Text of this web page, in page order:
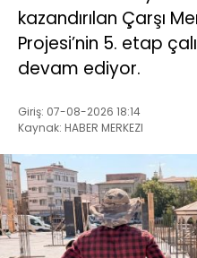
kazandırılan Çarşı
Projesi’nin 5. etap
devam ediyor.
Giriş: 07-08-2026 18:14
Kaynak: HABER MERKEZI